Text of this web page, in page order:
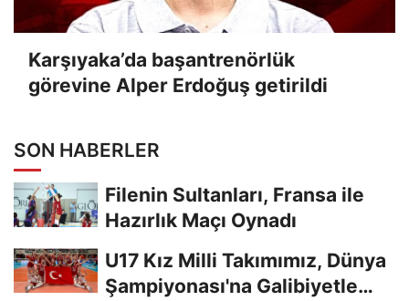
Karşıyaka’da başantrenörlük
görevine Alper Erdoğuş getirildi
SON HABERLER
Filenin Sultanları, Fransa ile
Hazırlık Maçı Oynadı
U17 Kız Milli Takımımız, Dünya
Şampiyonası'na Galibiyetle